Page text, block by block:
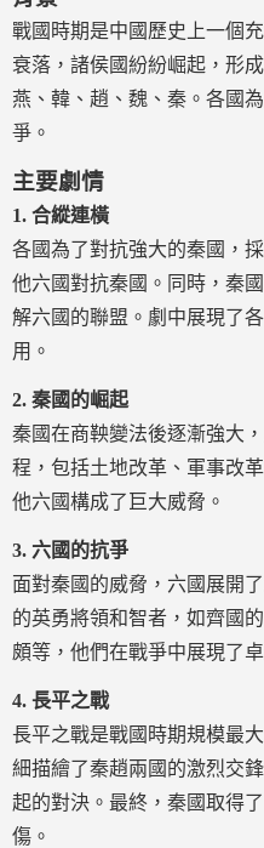
戰國時期是中國歷史上一個
衰落，諸侯國紛紛崛起，形
燕、韓、趙、魏、秦。各國
爭。
主要劇情
1. 合縱連橫
各國為了對抗強大的秦國，
他六國對抗秦國。同時，秦
解六國的聯盟。劇中展現了
用。
2. 秦國的崛起
秦國在商鞅變法後逐漸強大
程，包括土地改革、軍事改
他六國構成了巨大威脅。
3. 六國的抗爭
面對秦國的威脅，六國展開
的英勇將領和智者，如齊國
頗等，他們在戰爭中展現了
4. 長平之戰
長平之戰是戰國時期規模最
細描繪了秦趙兩國的激烈交
起的對決。最終，秦國取得
傷。